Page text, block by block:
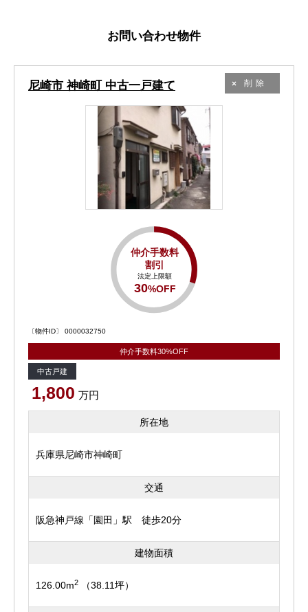
お問い合わせ物件
尼崎市 神崎町 中古一戸建て 削除
仲介手数料
割引
法定上限額
30%OFF
〔物件ID〕 0000032750
仲介手数料30%OFF
中古戸建
1,800 万円
所在地
兵庫県尼崎市神崎町
交通
阪急神戸線「園田」駅 徒歩20分
建物面積
126.00m2 （38.11坪）